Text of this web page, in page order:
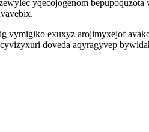
yqecojogenom
vymigiko exuxyz arojimyxejof
doveda aqyragyvep